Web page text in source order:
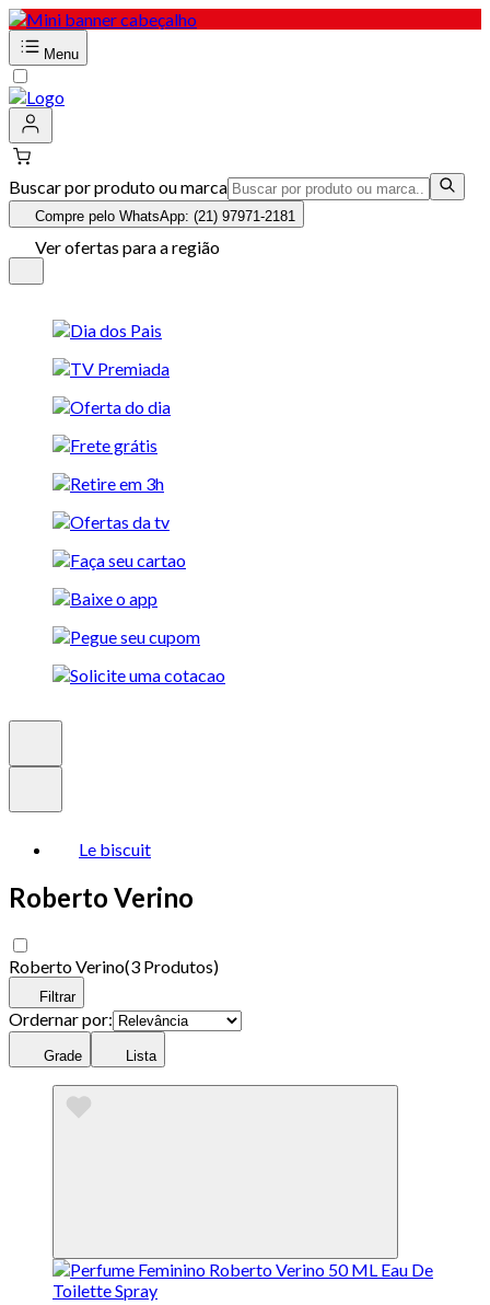
Menu
Buscar por produto ou marca
Compre pelo WhatsApp: (21) 97971-2181
Ver ofertas para a região
Le biscuit
Roberto Verino
Roberto Verino(3 Produtos)
Filtrar
Ordernar por:
Grade Lista